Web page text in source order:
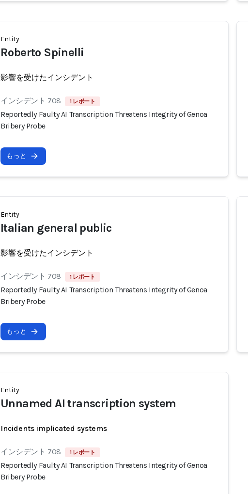
Entity
Roberto Spinelli
影響を受けたインシデント
インシデント 708 1 レポート
Reportedly Faulty AI Transcription Threatens Integrity of Genoa
Bribery Probe
もっと
Entity
Italian general public
影響を受けたインシデント
インシデント 708 1 レポート
Reportedly Faulty AI Transcription Threatens Integrity of Genoa
Bribery Probe
もっと
Entity
Unnamed AI transcription system
Incidents implicated systems
インシデント 708 1 レポート
Reportedly Faulty AI Transcription Threatens Integrity of Genoa
Bribery Probe